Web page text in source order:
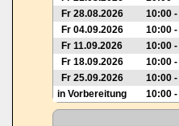
Fr 28.08.2026
10:00
Fr 04.09.2026
10:00
Fr 11.09.2026
10:00
Fr 18.09.2026
10:00
Fr 25.09.2026
10:00
in Vorbereitung
10:00